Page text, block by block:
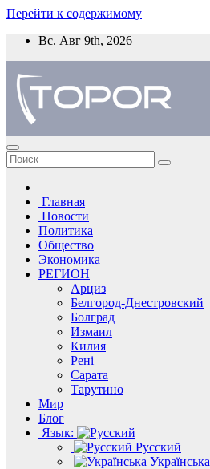
Перейти к содержимому
Вс. Авг 9th, 2026
Главная
Новости
Политика
Общество
Экономика
РЕГИОН
Арциз
Белгород-Днестровский
Болград
Измаил
Килия
Рені
Сарата
Тарутино
Мир
Блог
Язык:
Русский
Українська